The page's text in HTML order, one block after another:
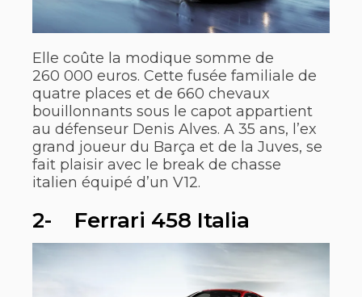
Elle coûte la modique somme de
260 000 euros. Cette fusée familiale de
quatre places et de 660 chevaux
bouillonnants sous le capot appartient
au défenseur Denis Alves. A 35 ans, l’ex
grand joueur du Barça et de la Juves, se
fait plaisir avec le break de chasse
italien équipé d’un V12.
2- Ferrari 458 Italia